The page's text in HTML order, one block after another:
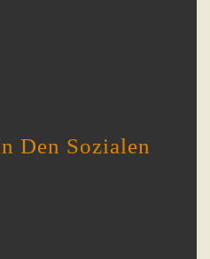
Den Sozialen